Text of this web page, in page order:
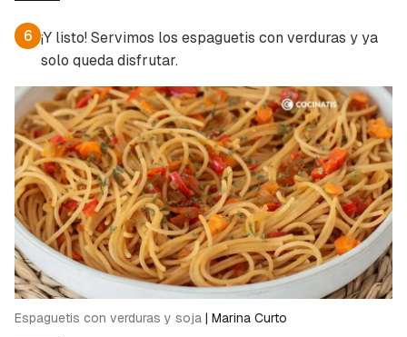
6 ¡Y listo! Servimos los espaguetis con verduras y ya
solo queda disfrutar.
Espaguetis con verduras y soja | Marina Curto